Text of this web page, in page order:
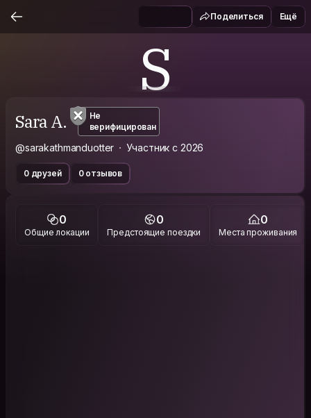
Поделиться Ещё
S
Sara A.
Не
верифицирован
@sarakathmanduotter Участник с 2026
0 друзей 0 отзывов
0
Общие локации
0
Предстоящие поездки
0
Места проживания